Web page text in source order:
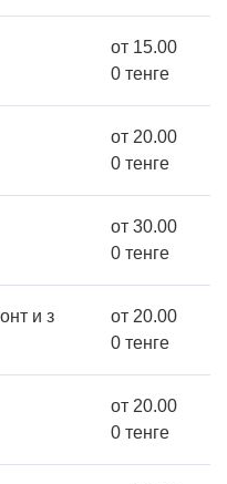
от 15.00
0 тенге
от 20.00
0 тенге
от 30.00
0 тенге
и з
от 20.00
0 тенге
от 20.00
0 тенге